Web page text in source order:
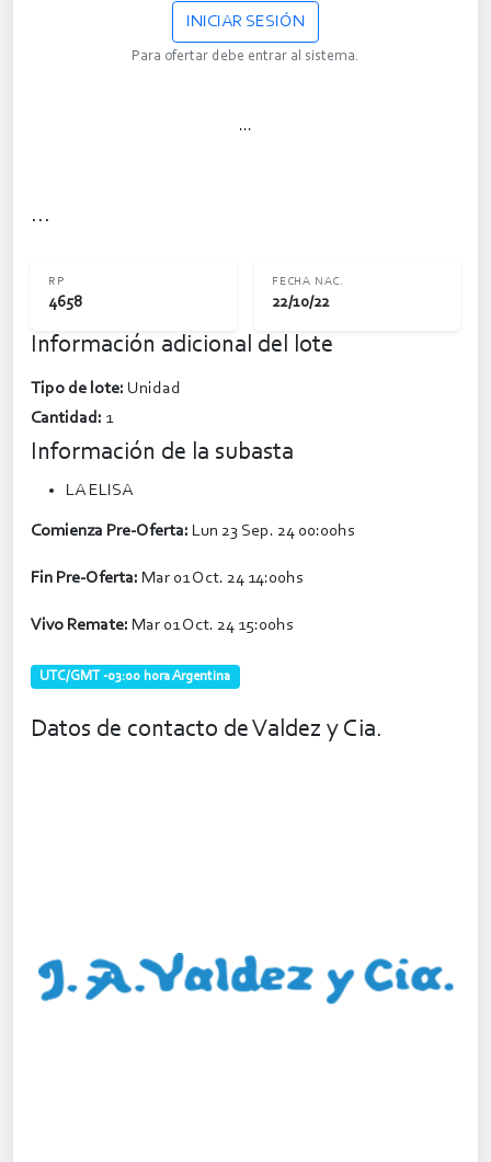
INICIAR SESIÓN
Para ofertar debe entrar al sistema.
...
...
RP
4658
FECHA NAC.
22/10/22
Información adicional del lote
Tipo de lote: Unidad
Cantidad: 1
Información de la subasta
LA ELISA
Comienza Pre-Oferta: Lun 23 Sep. 24 00:00hs
Fin Pre-Oferta: Mar 01 Oct. 24 14:00hs
Vivo Remate: Mar 01 Oct. 24 15:00hs
UTC/GMT -03:00 hora Argentina
Datos de contacto de Valdez y Cia.